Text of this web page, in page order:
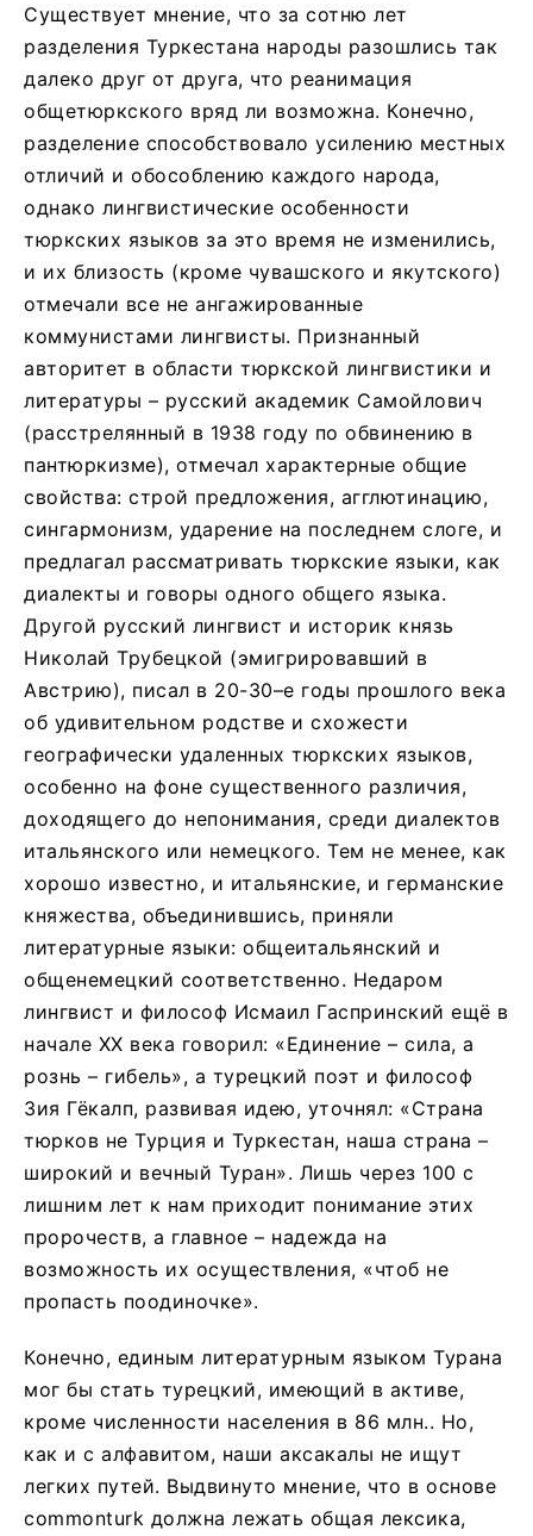
Существует мнение, что за сотню лет
разделения Туркестана народы разошлись так
далеко друг от друга, что реанимация
общетюркского вряд ли возможна. Конечно,
разделение способствовало усилению местных
отличий и обособлению каждого народа,
однако лингвистические особенности
тюркских языков за это время не изменились,
и их близость (кроме чувашского и якутского)
отмечали все не ангажированные
коммунистами лингвисты. Признанный
авторитет в области тюркской лингвистики и
литературы – русский академик Самойлович
(расстрелянный в 1938 году по обвинению в
пантюркизме), отмечал характерные общие
свойства: строй предложения, агглютинацию,
сингармонизм, ударение на последнем слоге, и
предлагал рассматривать тюркские языки, как
диалекты и говоры одного общего языка.
Другой русский лингвист и историк князь
Николай Трубецкой (эмигрировавший в
Австрию), писал в 20-30–е годы прошлого века
об удивительном родстве и схожести
географически удаленных тюркских языков,
особенно на фоне существенного различия,
доходящего до непонимания, среди диалектов
итальянского или немецкого. Тем не менее, как
хорошо известно, и итальянские, и германские
княжества, объединившись, приняли
литературные языки: общеитальянский и
общенемецкий соответственно. Недаром
лингвист и философ Исмаил Гаспринский ещё в
начале XX века говорил: «Единение – сила, а
рознь – гибель», а турецкий поэт и философ
Зия Гёкалп, развивая идею, уточнял: «Страна
тюрков не Турция и Туркестан, наша страна –
широкий и вечный Туран». Лишь через 100 с
лишним лет к нам приходит понимание этих
пророчеств, а главное – надежда на
возможность их осуществления, «чтоб не
пропасть поодиночке».
Конечно, единым литературным языком Турана
мог бы стать турецкий, имеющий в активе,
кроме численности населения в 86 млн.. Но,
как и с алфавитом, наши аксакалы не ищут
легких путей. Выдвинуто мнение, что в основе
commonturk должна лежать общая лексика,